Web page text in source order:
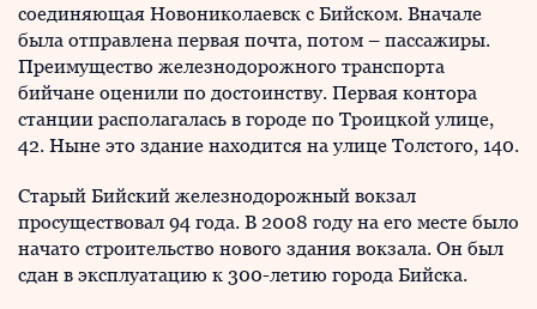
соединяющая Новониколаевск с Бийском. Вначале
была отправлена первая почта, потом – пассажиры.
Преимущество железнодорожного транспорта
бийчане оценили по достоинству. Первая контора
станции располагалась в городе по Троицкой улице,
42. Ныне это здание находится на улице Толстого, 140.
Старый Бийский железнодорожный вокзал
просуществовал 94 года. В 2008 году на его месте было
начато строительство нового здания вокзала. Он был
сдан в эксплуатацию к 300-летию города Бийска.